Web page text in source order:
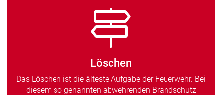
Löschen
Das Löschen ist die älteste Aufgabe der Feuerwehr. Bei
diesem so genannten abwehrenden Brandschutz